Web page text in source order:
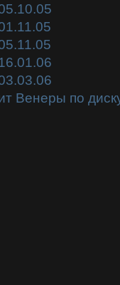
Венеры по